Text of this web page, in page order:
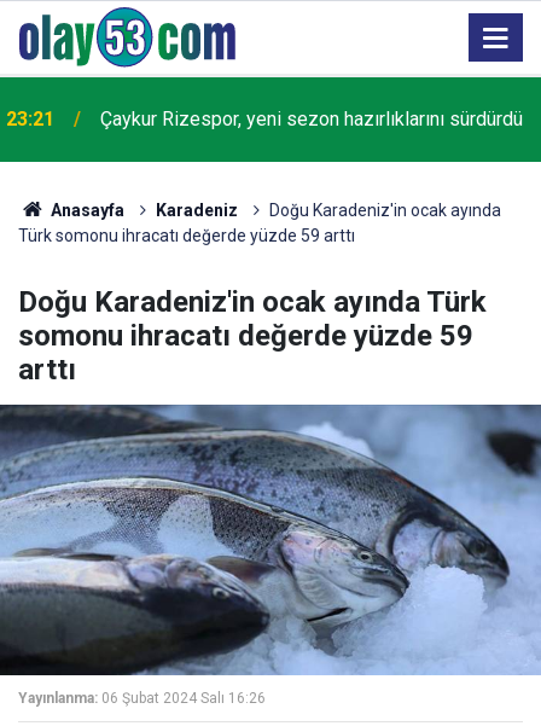
23:21 Çaykur Rizespor, yeni sezon hazırlıklarını sürdürdü
Anasayfa Karadeniz
Doğu Karadeniz'in ocak ayında
Türk somonu ihracatı değerde yüzde 59 arttı
Doğu Karadeniz'in ocak ayında Türk
somonu ihracatı değerde yüzde 59
arttı
Yayınlanma: 06 Şubat 2024 Salı 16:26